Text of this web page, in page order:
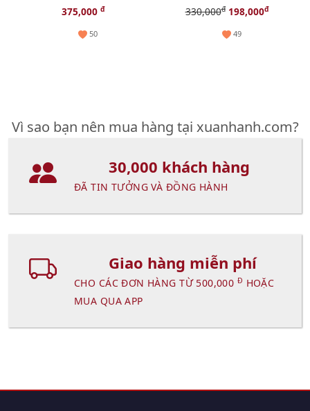
vệ và thoáng mịn đẹp da
375,000 đ
50
ong chúa thiên nhiên - 25g
330,000đ198,000đ
49
Vì sao bạn nên mua hàng tại xuanhanh.com?
30,000 khách hàng
ĐÃ TIN TƯỞNG VÀ ĐỒNG HÀNH
Giao hàng miễn phí
CHO CÁC ĐƠN HÀNG TỪ 500,000 Đ HOẶC
MUA QUA APP